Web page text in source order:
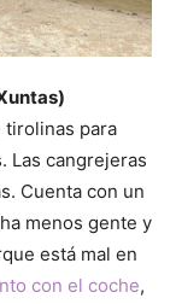
tirolinas para
Las cangrejeras
Cuenta con un
menos gente y
está mal en
con el coche,